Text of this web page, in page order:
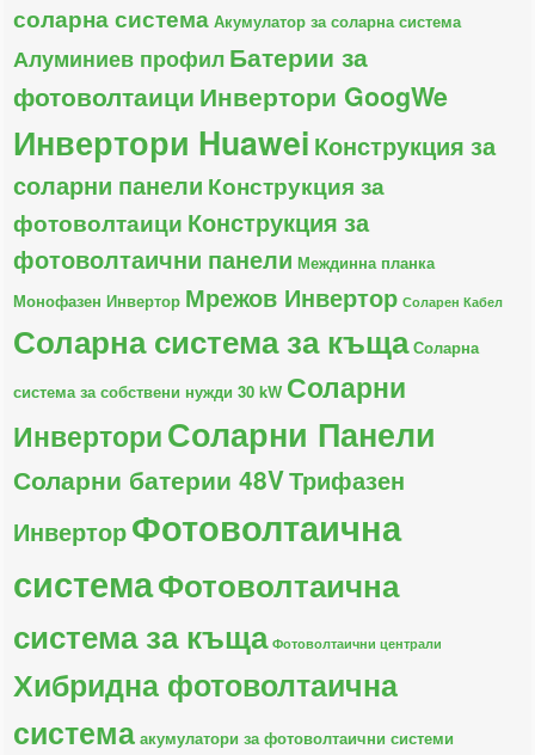
соларна система Акумулатор за соларна система
Алуминиев профилБатерии за
фотоволтаици Инвертори GoogWe
Инвертори Huawei Конструкция за
соларни панели Конструкция за
фотоволтаици Конструкция за
фотоволтаични панели Междинна планка
Монофазен Инвертор Мрежов Инвертор Соларен Кабел
Соларна система за къща Соларна
система за собствени нужди 30 kW Соларни
ИнверториСоларни Панели
Соларни батерии 48VТрифазен
ИнверторФотоволтаична
системаФотоволтаична
система за къща Фотоволтаични централи
Хибридна фотоволтаична
система акумулатори за фотоволтаични системи